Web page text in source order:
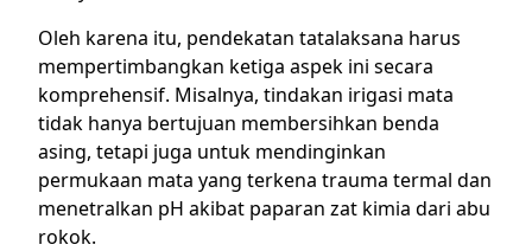
Oleh karena itu, pendekatan tatalaksana harus
mempertimbangkan ketiga aspek ini secara
komprehensif. Misalnya, tindakan irigasi mata
tidak hanya bertujuan membersihkan benda
asing, tetapi juga untuk mendinginkan
permukaan mata yang terkena trauma termal dan
menetralkan pH akibat paparan zat kimia dari abu
rokok.